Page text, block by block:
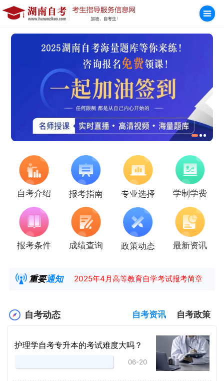
自考介绍 报考指南 专业选择 学制学费
报考条件 成绩查询 政策动态 最新资讯
重要通知
湖南省高教自学考试毕业申请操作指南
2025年4月高等教育自学考试报考简章
自考动态 自考资讯 自考政策
护理学自考专升本的考试难度大吗？
06-20